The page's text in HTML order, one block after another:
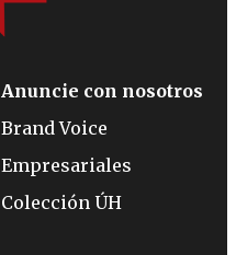
Anuncie con nosotros
Brand Voice
Empresariales
Colección ÚH